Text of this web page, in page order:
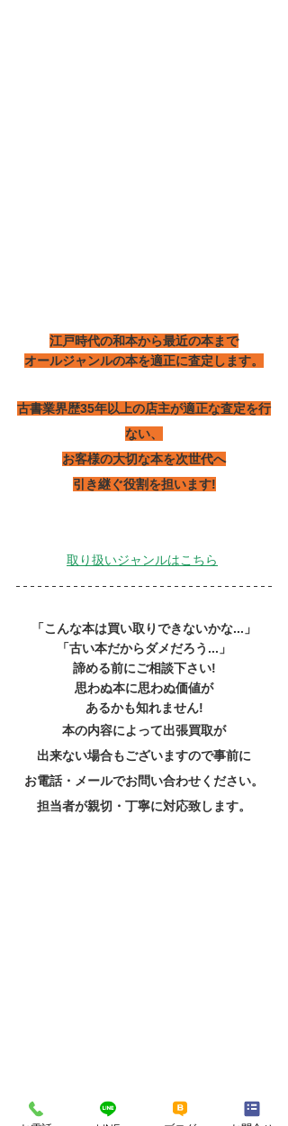
江戸時代の和本から最近の本まで
オールジャンルの本を適正に査定します。
古書業界歴35年以上の店主が適正な査定を行
ない、
お客様の大切な本を次世代へ
引き継ぐ役割を担います!
取り扱いジャンルはこちら
「こんな本は買い取りできないかな...」
「古い本だからダメだろう...」
諦める前にご相談下さい!
思わぬ本に思わぬ価値が
あるかも知れません!
本の内容によって出張買取が
出来ない場合もございますので事前に
お電話・メールでお問い合わせください。
担当者が親切・丁寧に対応致します。